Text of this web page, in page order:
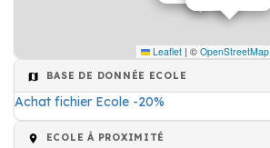
Leaflet | © OpenStreetMap
BASE DE DONNÉE ECOLE
Achat fichier Ecole -20%
ECOLE À PROXIMITÉ